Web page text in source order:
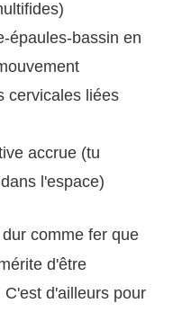
épaules-bassin en
cervicales liées
accrue (tu
l'espace)
comme fer que
d'être
d'ailleurs pour